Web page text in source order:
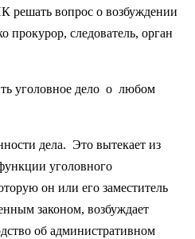
решать вопрос о возбуждении
прокурор, следователь, орган
уголовное дело о любом
дела. Это вытекает из
уголовного
он или его заместитель
законом, возбуждает
об административном